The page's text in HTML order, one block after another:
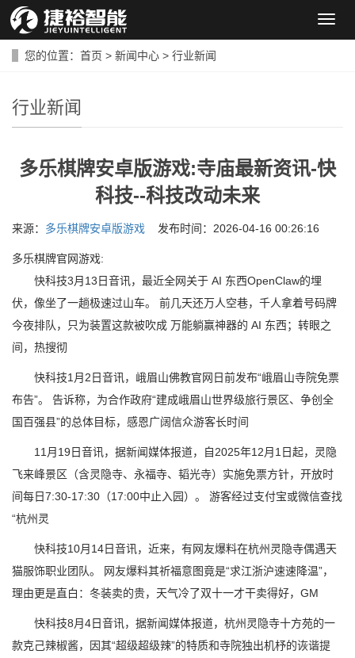
导
您的位置： 首页 > 新闻中心 > 行业新闻
行业新闻
多乐棋牌安卓版游戏:寺庙最新资讯-快
科技--科技改动未来
来源： 多乐棋牌安卓版游戏 发布时间：2026-04-16 00:26:16
多乐棋牌官网游戏:
快科技3月13日音讯，最近全网关于 AI 东西OpenClaw的埋
伏，像坐了一趟极速过山车。 前几天还万人空巷，千人拿着号码牌
今夜排队，只为装置这款被吹成 万能躺赢神器的 AI 东西；转眼之
间，热搜彻
快科技1月2日音讯，峨眉山佛教官网日前发布“峨眉山寺院免票
布告”。 告诉称，为合作政府“建成峨眉山世界级旅行景区、争创全
国百强县”的总体目标，感恩广阔信众游客长时间
11月19日音讯，据新闻媒体报道，自2025年12月1日起，灵隐
飞来峰景区（含灵隐寺、永福寺、韬光寺）实施免票方针，开放时
间每日7:30-17:30（17:00中止入园）。 游客经过支付宝或微信查找
“杭州灵
快科技10月14日音讯，近来，有网友爆料在杭州灵隐寺偶遇天
猫服饰职业团队。 网友爆料其祈福意图竟是“求江浙沪速速降温”，
理由更是直白：冬装卖的贵，天气冷了双十一才干卖得好，GM
快科技8月4日音讯，据新闻媒体报道，杭州灵隐寺十方苑的一
款克己辣椒酱，因其“超级超级辣”的特质和寺院独出机杼的诙谐提